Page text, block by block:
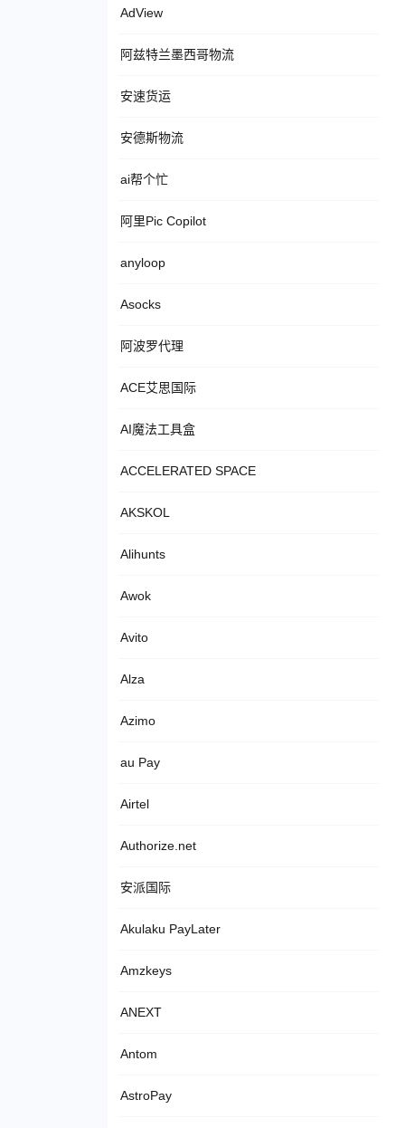
AdView
阿兹特兰墨西哥物流
安速货运
安德斯物流
ai帮个忙
阿里Pic Copilot
anyloop
Asocks
阿波罗代理
ACE艾思国际
AI魔法工具盒
ACCELERATED SPACE
AKSKOL
Alihunts
Awok
Avito
Alza
Azimo
au Pay
Airtel
Authorize.net
安派国际
Akulaku PayLater
Amzkeys
ANEXT
Antom
AstroPay